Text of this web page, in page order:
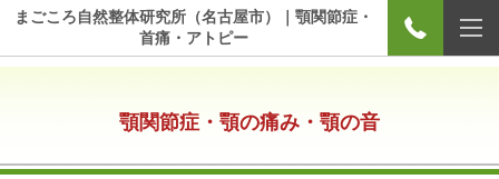
まごころ自然整体研究所（名古屋市）｜顎関節症・
首痛・アトピー
顎関節症・顎の痛み・顎の音